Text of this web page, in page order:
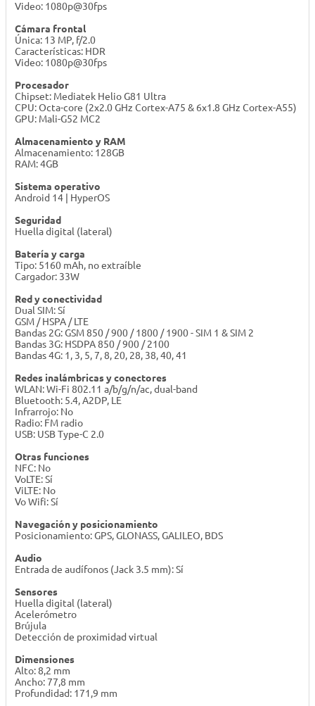
Video: 1080p@30fps
Cámara frontal
Única: 13 MP, f/2.0
Características: HDR
Video: 1080p@30fps
Procesador
Chipset: Mediatek Helio G81 Ultra
CPU: Octa-core (2x2.0 GHz Cortex-A75 & 6x1.8 GHz Cortex-A55)
GPU: Mali-G52 MC2
Almacenamiento y RAM
Almacenamiento: 128GB
RAM: 4GB
Sistema operativo
Android 14 | HyperOS
Seguridad
Huella digital (lateral)
Batería y carga
Tipo: 5160 mAh, no extraíble
Cargador: 33W
Red y conectividad
Dual SIM: Sí
GSM / HSPA / LTE
Bandas 2G: GSM 850 / 900 / 1800 / 1900 - SIM 1 & SIM 2
Bandas 3G: HSDPA 850 / 900 / 2100
Bandas 4G: 1, 3, 5, 7, 8, 20, 28, 38, 40, 41
Redes inalámbricas y conectores
WLAN: Wi-Fi 802.11 a/b/g/n/ac, dual-band
Bluetooth: 5.4, A2DP, LE
Infrarrojo: No
Radio: FM radio
USB: USB Type-C 2.0
Otras funciones
NFC: No
VoLTE: Sí
ViLTE: No
Vo Wifi: Sí
Navegación y posicionamiento
Posicionamiento: GPS, GLONASS, GALILEO, BDS
Audio
Entrada de audífonos (Jack 3.5 mm): Sí
Sensores
Huella digital (lateral)
Acelerómetro
Brújula
Detección de proximidad virtual
Dimensiones
Alto: 8,2 mm
Ancho: 77,8 mm
Profundidad: 171,9 mm